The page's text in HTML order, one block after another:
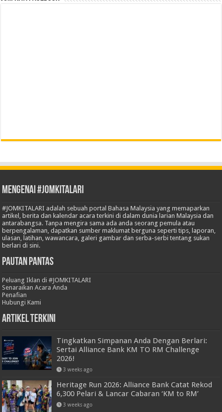
Mengenai #JOMKITALARI
#JOMKITALARI adalah sebuah portal Bahasa Malaysia yang memaparkan
artikel, berita dan kalendar acara terkini di dalam dunia larian Malaysia dan
antarabangsa. Tanpa mengira sama ada anda seorang pemula atau
berpengalaman, dapatkan sumber maklumat berguna seperti tips, laporan,
ulasan, latihan, wawancara, galeri gambar dan serba-serbi tentang sukan
berlari di sini.
Pautan Pantas
Peluang Iklan di #JOMKITALARI
Senaraikan Acara Anda
Penafian
Hubungi Kami
Artikel Terkini
Tingkatkan Simpanan Anda Dengan Berlari:
Sertai Alliance Bank KM TO RM Challenge
2026!
3 weeks ago
Heritage Run 2026: Alliance Bank Catat Rekod
6,300 Pelari & Lancar Cabaran ‘KM to RM’
3 weeks ago